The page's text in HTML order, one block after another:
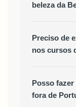
beleza da
Preciso de
nos cursos
Posso
fora de